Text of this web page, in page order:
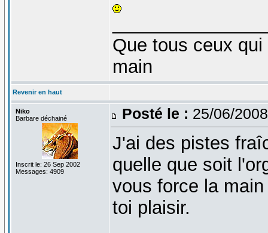
Que tous ceux
main
Revenir en haut
Niko
Barbare déchainé
Inscrit le: 26 Sep 2002
Messages: 4909
Posté le : 25/06/
J'ai des pistes
quelle que soit
vous force la
toi plaisir.